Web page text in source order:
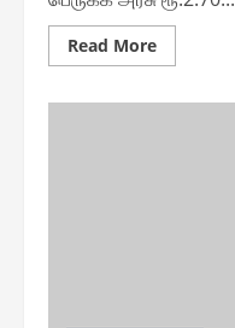
Read MoreRead
more